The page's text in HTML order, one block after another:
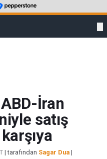
İran
satış
| tarafından Sagar Dua |